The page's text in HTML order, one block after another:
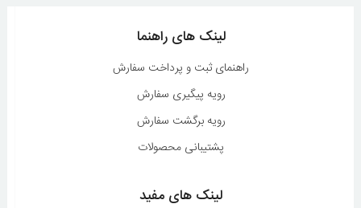
لینک های راهنما
راهنمای ثبت و پرداخت سفارش
رویه پیگیری سفارش
رویه برگشت سفارش
پشتیبانی محصولات
لینک های مفید